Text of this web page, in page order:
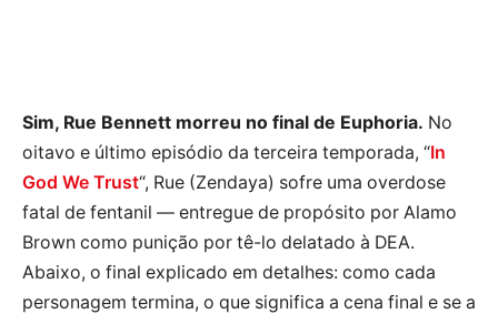
Sim, Rue Bennett morreu no final de Euphoria. No
oitavo e último episódio da terceira temporada, “In
God We Trust“, Rue (Zendaya) sofre uma overdose
fatal de fentanil — entregue de propósito por Alamo
Brown como punição por tê-lo delatado à DEA.
Abaixo, o final explicado em detalhes: como cada
personagem termina, o que significa a cena final e se a